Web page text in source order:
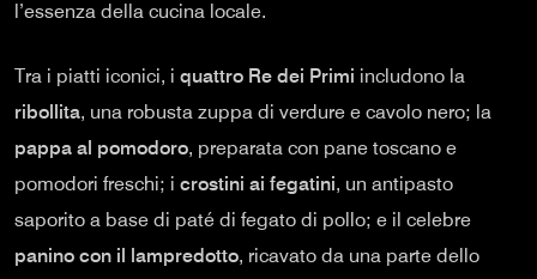
l’essenza della cucina locale.
Tra i piatti iconici, i quattro Re dei Primi includono la
ribollita, una robusta zuppa di verdure e cavolo nero; la
pappa al pomodoro, preparata con pane toscano e
pomodori freschi; i crostini ai fegatini, un antipasto
saporito a base di paté di fegato di pollo; e il celebre
panino con il lampredotto, ricavato da una parte dello